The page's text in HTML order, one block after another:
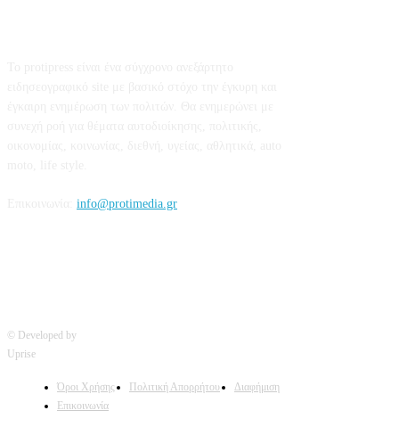
info@protimedia.gr
© Developed by
Uprise
Όροι Χρήσης Πολιτική Απορρήτου
Διαφήμιση
Επικοινωνία